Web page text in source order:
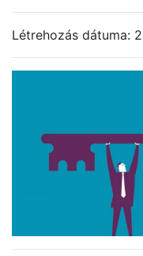
Létrehozás dátuma: